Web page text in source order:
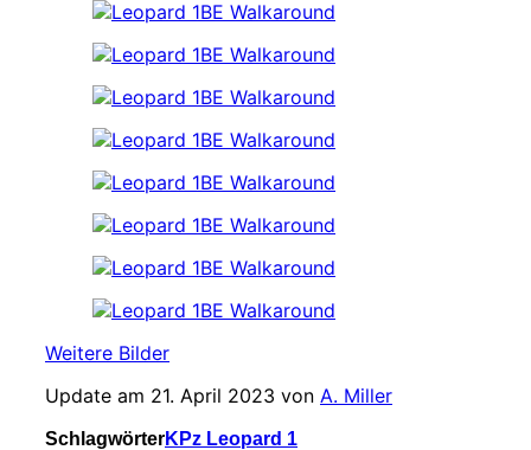
Weitere Bilder
Update am 21. April 2023 von A. Miller
SchlagwörterKPz Leopard 1